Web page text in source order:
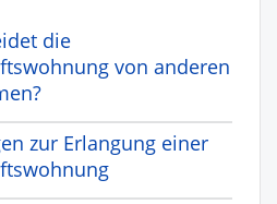
die
von anderen
zur Erlangung einer